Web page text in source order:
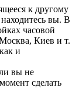
к другому
вы. В
часовой
Киев и т.
и
вы не
сделать